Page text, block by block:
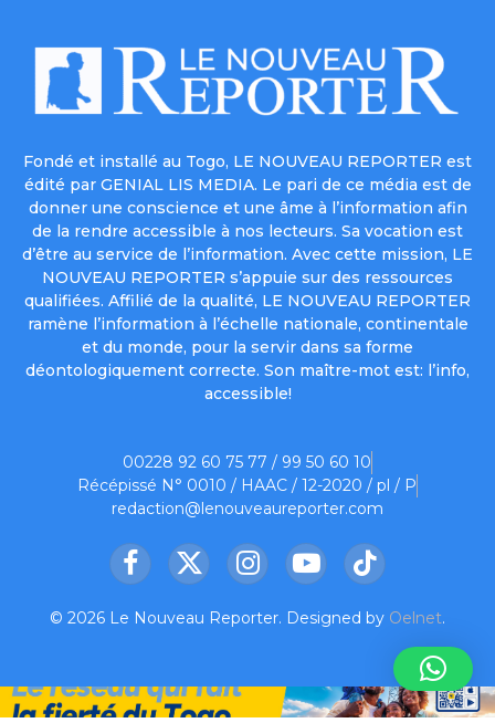
Fondé et installé au Togo, LE NOUVEAU REPORTER est
édité par GENIAL LIS MEDIA. Le pari de ce média est de
donner une conscience et une âme à l’information afin
de la rendre accessible à nos lecteurs. Sa vocation est
d’être au service de l’information. Avec cette mission, LE
NOUVEAU REPORTER s’appuie sur des ressources
qualifiées. Affilié de la qualité, LE NOUVEAU REPORTER
ramène l’information à l’échelle nationale, continentale
et du monde, pour la servir dans sa forme
déontologiquement correcte. Son maître-mot est: l’info,
accessible!
00228 92 60 75 77 / 99 50 60 10
Récépissé N° 0010 / HAAC / 12-2020 / pl / P
redaction@lenouveaureporter.com
Facebook
X
InstagramYouTubeTikTok
© 2026 Le Nouveau Reporter. Designed by Oelnet.